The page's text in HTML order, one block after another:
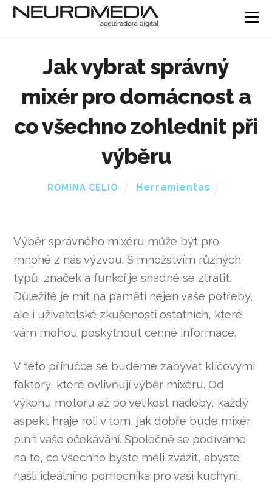
Jak vybrat správný
mixér pro domácnost a
co všechno zohlednit při
výběru
ROMINA CELIO Herramientas
Výběr správného mixéru může být pro
mnohé z nás výzvou. S množstvím různých
typů, značek a funkcí je snadné se ztratit.
Důležité je mít na paměti nejen vaše potřeby,
ale i uživatelské zkušenosti ostatních, které
vám mohou poskytnout cenné informace.
V této příručce se budeme zabývat klíčovými
faktory, které ovlivňují výběr mixéru. Od
výkonu motoru až po velikost nádoby, každý
aspekt hraje roli v tom, jak dobře bude mixér
plnit vaše očekávání. Společně se podíváme
na to, co všechno byste měli zvážit, abyste
našli ideálního pomocníka pro vaši kuchyni.